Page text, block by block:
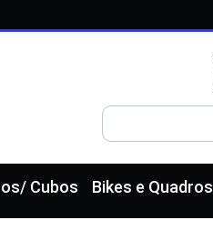
Cubos Bikes e Quadros